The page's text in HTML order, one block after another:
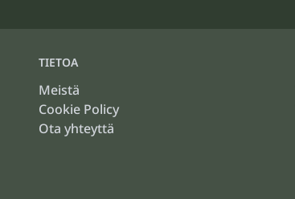
TIETOA
Meistä
Cookie Policy
Ota yhteyttä